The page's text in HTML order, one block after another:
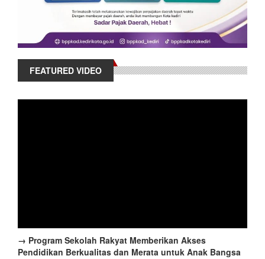
FEATURED VIDEO
→ Program Sekolah Rakyat Memberikan Akses
Pendidikan Berkualitas dan Merata untuk Anak Bangsa